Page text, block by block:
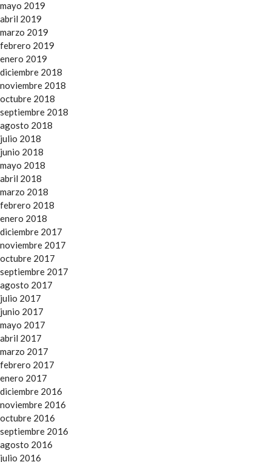
mayo 2019
abril 2019
marzo 2019
febrero 2019
enero 2019
diciembre 2018
noviembre 2018
octubre 2018
septiembre 2018
agosto 2018
julio 2018
junio 2018
mayo 2018
abril 2018
marzo 2018
febrero 2018
enero 2018
diciembre 2017
noviembre 2017
octubre 2017
septiembre 2017
agosto 2017
julio 2017
junio 2017
mayo 2017
abril 2017
marzo 2017
febrero 2017
enero 2017
diciembre 2016
noviembre 2016
octubre 2016
septiembre 2016
agosto 2016
julio 2016